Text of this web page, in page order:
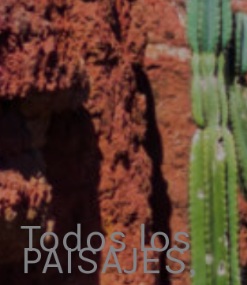
Todos los
PAISAJES,